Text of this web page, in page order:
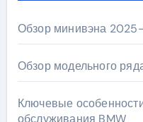
Обзор минивэна
Обзор модельного
Ключевые
обслуживания BMW